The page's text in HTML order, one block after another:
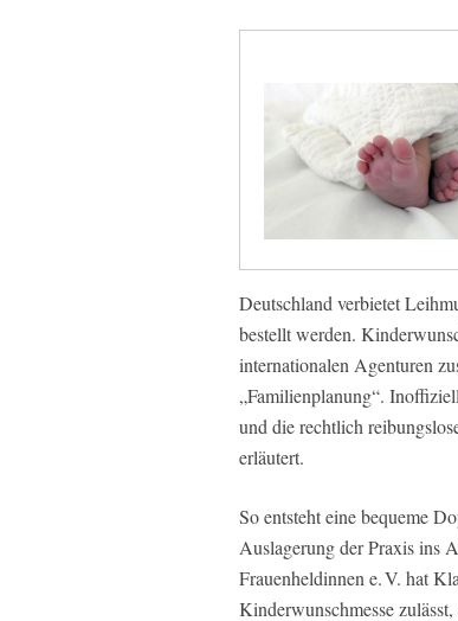
Deutschland verbietet
bestellt werden.
internationalen Agenturen
„Familienplanung“.
und die rechtlich
erläutert.
So entsteht eine bequeme
Auslagerung der Praxis ins
Frauenheldinnen e. V. hat
Kinderwunschmesse